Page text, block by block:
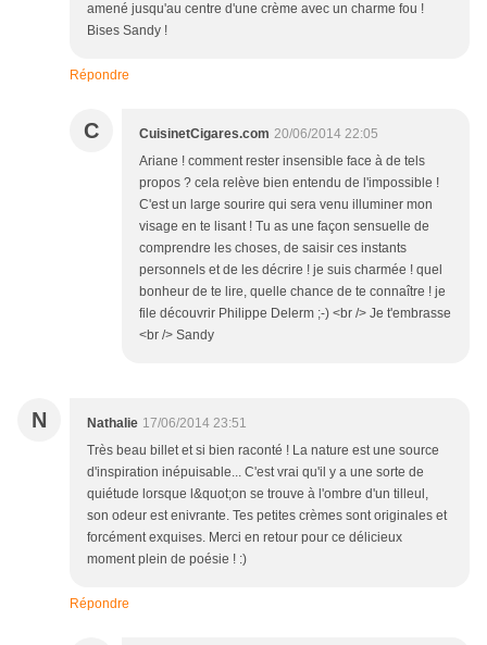
amené jusqu'au centre d'une crème avec un charme fou !
Bises Sandy !
Répondre
C CuisinetCigares.com 20/06/2014 22:05
Ariane ! comment rester insensible face à de tels
propos ? cela relève bien entendu de l'impossible !
C'est un large sourire qui sera venu illuminer mon
visage en te lisant ! Tu as une façon sensuelle de
comprendre les choses, de saisir ces instants
personnels et de les décrire ! je suis charmée ! quel
bonheur de te lire, quelle chance de te connaître ! je
file découvrir Philippe Delerm ;-) <br /> Je t'embrasse
<br /> Sandy
N Nathalie 17/06/2014 23:51
Très beau billet et si bien raconté ! La nature est une source
d'inspiration inépuisable... C'est vrai qu'il y a une sorte de
quiétude lorsque l&quot;on se trouve à l'ombre d'un tilleul,
son odeur est enivrante. Tes petites crèmes sont originales et
forcément exquises. Merci en retour pour ce délicieux
moment plein de poésie ! :)
Répondre